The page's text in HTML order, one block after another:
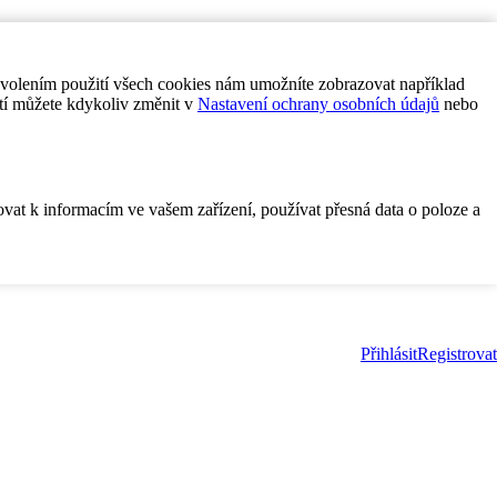
použití všech cookies nám umožníte zobrazovat například
můžete kdykoliv změnit v Nastavení ochrany osobních údajů nebo
k informacím ve vašem zařízení, používat přesná data o poloze a
PřihlásitRegistrovat